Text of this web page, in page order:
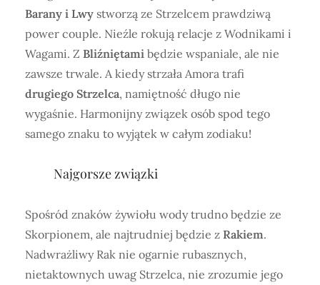
Barany i Lwy stworzą ze Strzelcem prawdziwą
power couple. Nieźle rokują relacje z Wodnikami i
Wagami. Z Bliźniętami będzie wspaniale, ale nie
zawsze trwale. A kiedy strzała Amora trafi
drugiego Strzelca, namiętność długo nie
wygaśnie. Harmonijny związek osób spod tego
samego znaku to wyjątek w całym zodiaku!
Najgorsze związki
Spośród znaków żywiołu wody trudno będzie ze
Skorpionem, ale najtrudniej będzie z Rakiem.
Nadwrażliwy Rak nie ogarnie rubasznych,
nietaktownych uwag Strzelca, nie zrozumie jego